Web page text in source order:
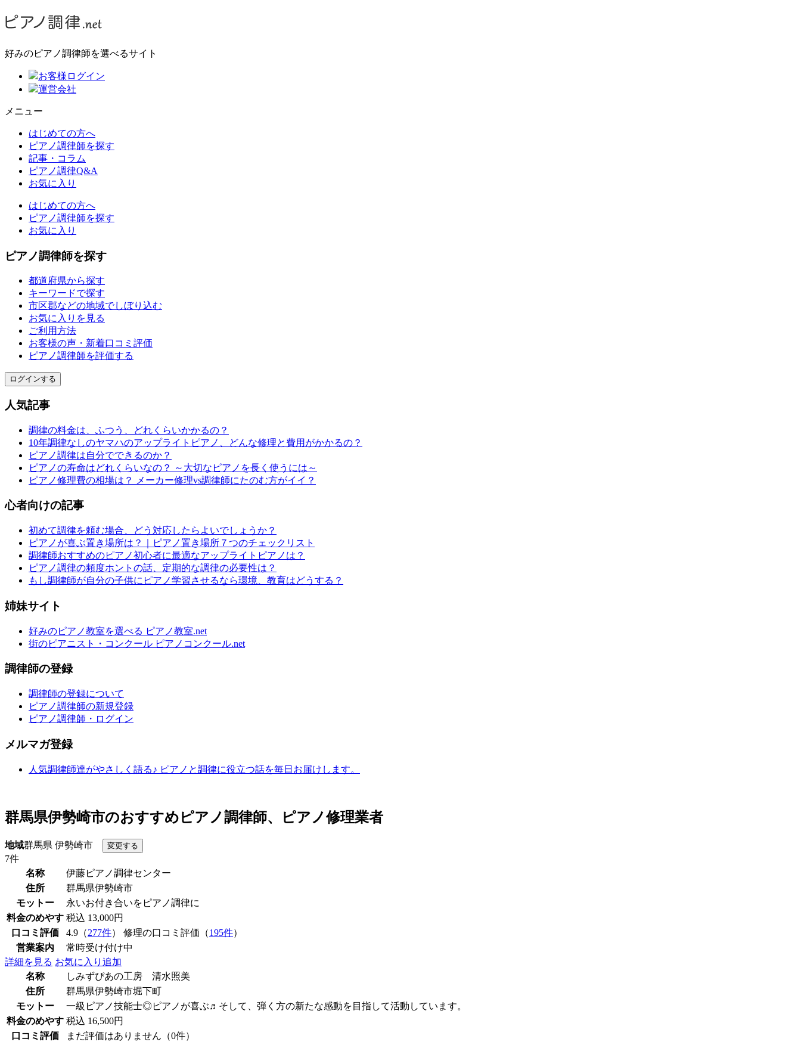
好みのピアノ調律師を選べるサイト
お客様ログイン
運営会社
メニュー
はじめての方へ
ピアノ調律師を探す
記事・コラム
ピアノ調律Q&A
お気に入り
はじめての方へ
ピアノ調律師を探す
お気に入り
ピアノ調律師を探す
都道府県から探す
キーワードで探す
市区郡などの地域でしぼり込む
お気に入りを見る
ご利用方法
お客様の声・新着口コミ評価
ピアノ調律師を評価する
ログインする
人気記事
調律の料金は、ふつう、どれくらいかかるの？
10年調律なしのヤマハのアップライトピアノ、どんな修理と費用がかかるの？
ピアノ調律は自分でできるのか？
ピアノの寿命はどれくらいなの？ ～大切なピアノを長く使うには～
ピアノ修理費の相場は？ メーカー修理vs調律師にたのむ方がイイ？
心者向けの記事
初めて調律を頼む場合、どう対応したらよいでしょうか？
ピアノが喜ぶ置き場所は？｜ピアノ置き場所７つのチェックリスト
調律師おすすめのピアノ初心者に最適なアップライトピアノは？
ピアノ調律の頻度ホントの話、定期的な調律の必要性は？
もし調律師が自分の子供にピアノ学習させるなら環境、教育はどうする？
姉妹サイト
好みのピアノ教室を選べる ピアノ教室.net
街のピアニスト・コンクール ピアノコンクール.net
調律師の登録
調律師の登録について
ピアノ調律師の新規登録
ピアノ調律師・ログイン
メルマガ登録
人気調律師達がやさしく語る♪ ピアノと調律に役立つ話を毎日お届けします。
群馬県伊勢崎市のおすすめピアノ調律師、ピアノ修理業者
地域群馬県 伊勢崎市
7件
名称
伊藤ピアノ調律センター
住所
群馬県伊勢崎市
モットー
永いお付き合いをピアノ調律に
料金のめやす 税込 13,000円
口コミ評価
4.9（277件） 修理の口コミ評価（195件）
営業案内
常時受け付け中
詳細を見る お気に入り追加
名称
しみずぴあの工房 清水照美
住所
群馬県伊勢崎市堀下町
モットー
一級ピアノ技能士◎ピアノが喜ぶ♬そして、弾く方の新たな感動を目指して活動しています。
料金のめやす 税込 16,500円
口コミ評価
まだ評価はありません（0件）